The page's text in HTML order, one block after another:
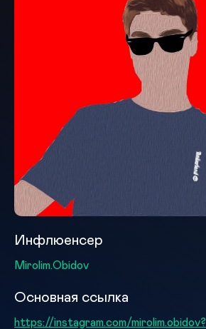
Инфлюенсер
Mirolim.Obidov
Основная ссылка
https://instagram.com/mirolim.obidov?